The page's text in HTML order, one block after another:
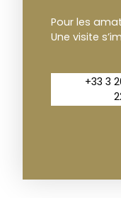
Pour les
Une visite
+33 3